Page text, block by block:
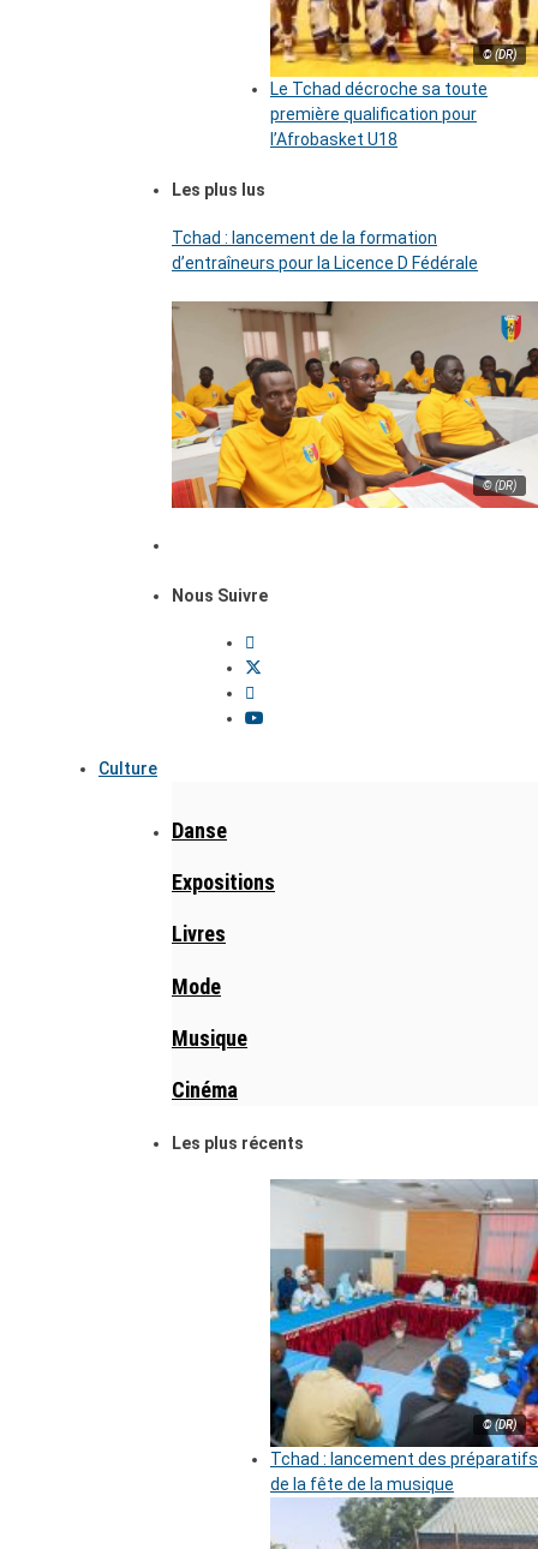
© (DR)
Le Tchad décroche sa toute
première qualification pour
l’Afrobasket U18
Les plus lus
Tchad : lancement de la formation
d’entraîneurs pour la Licence D Fédérale
© (DR)
Nous Suivre
Culture
Danse
Expositions
Livres
Mode
Musique
Cinéma
Les plus récents
© (DR)
Tchad : lancement des préparatifs
de la fête de la musique